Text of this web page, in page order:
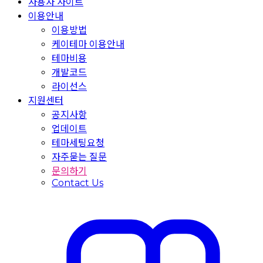
이용안내
이용방법
케이테마 이용안내
테마비용
개발코드
라이선스
지원센터
공지사항
업데이트
테마세팅요청
자주묻는 질문
문의하기
Contact Us